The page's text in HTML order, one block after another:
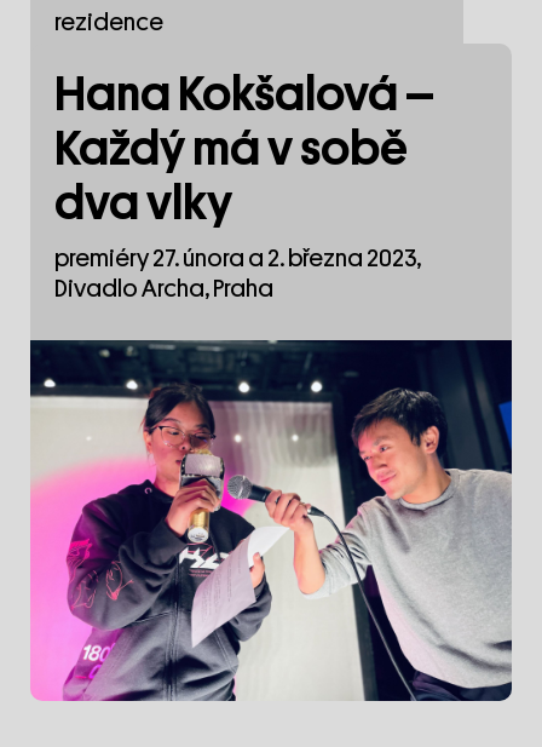
rezidence
Hana Kokšalová –
Každý má v sobě
dva vlky
premiéry 27. února a 2. března 2023,
Divadlo Archa, Praha